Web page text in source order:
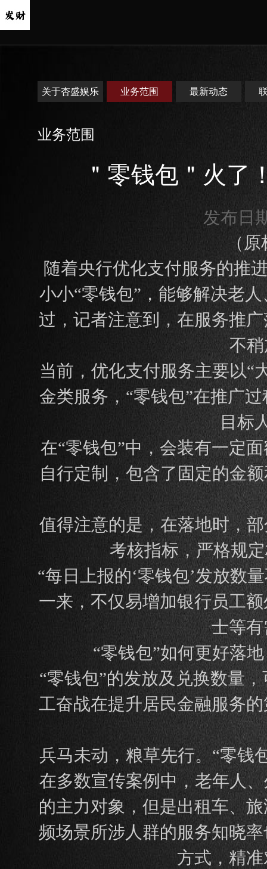
关于杏盛娱乐 业务范围 最新动态
业务范围
＂零钱包＂火了
发布日
（
随着央行优化支付服务的推
小小“零钱包”，能够解决老
过，记者注意到，在服务推
不
当前，优化支付服务主要以“
金类服务，“零钱包”在推广
目标
在“零钱包”中，会装有一定
自行定制，包含了固定的金
值得注意的是，在落地时，
考核指标，严格规
“每日上报的‘零钱包’发放数
一来，不仅易增加银行员工
士等
“零钱包”如何更好落
“零钱包”的发放及兑换数量
工奋战在提升居民金融服务
兵马未动，粮草先行。“零钱
在多数宣传案例中，老年人
的主力对象，但是出租车、
频场景所涉人群的服务知晓
方式，精